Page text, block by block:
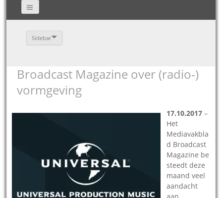
Sidebar
Broadcast Magazine over (radio-)
vormgeving
17.10.2017 –
Het
Mediavakbla
d Broadcast
Magazine be
steedt deze
maand veel
aandacht